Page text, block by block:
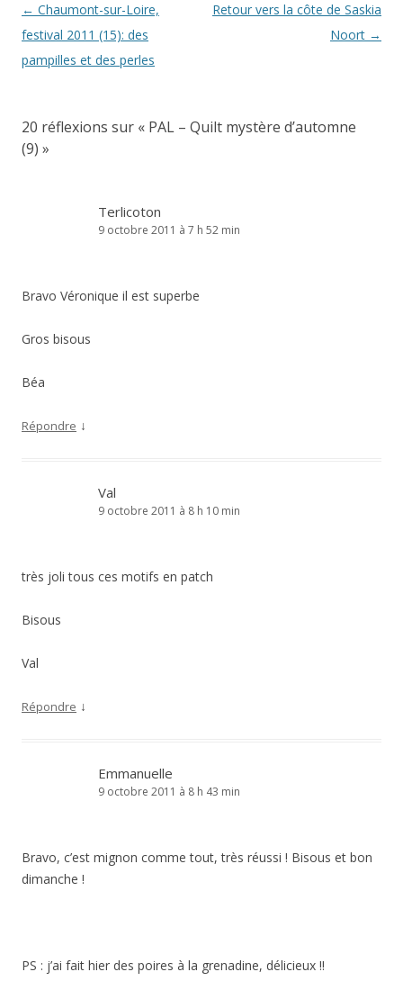
Navigation
des
articles
← Chaumont-sur-Loire,
festival 2011 (15): des
pampilles et des perles
Retour vers la côte de Saskia
Noort →
20 réflexions sur « PAL – Quilt mystère d’automne
(9) »
Terlicoton
9 octobre 2011 à 7 h 52 min
Bravo Véronique il est superbe
Gros bisous
Béa
Répondre ↓
Val
9 octobre 2011 à 8 h 10 min
très joli tous ces motifs en patch
Bisous
Val
Répondre ↓
Emmanuelle
9 octobre 2011 à 8 h 43 min
Bravo, c’est mignon comme tout, très réussi ! Bisous et bon
dimanche !
PS : j’ai fait hier des poires à la grenadine, délicieux !!